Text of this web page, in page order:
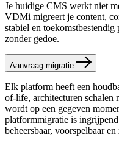
Je huidige CMS werkt niet
VDMi migreert je content,
stabiel en
zonder gedoe.
Aanvraag migratie
Elk platform heeft een
of-life, architecturen schalen
wordt op een gegeven
platformmigratie is
beheersbaar, voorspelbaar